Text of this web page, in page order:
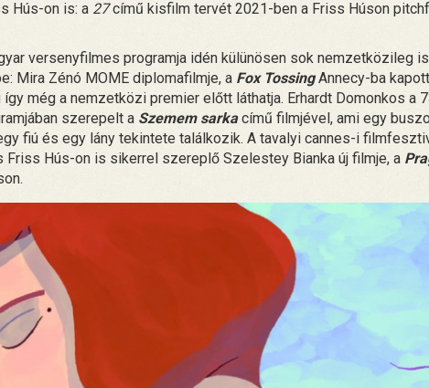
Hús-on is: a 27című kisfilm tervét 2021-ben a Friss Húson
versenyfilmes programja idén külünösen sok nemzetközileg
Mira Zénó MOME diplomafilmje, a Fox TossingAnnecy-ba
még a nemzetközi premier előtt láthatja. Erhardt Domonkos a
szerepelt a Szemem sarkacímű filmjével, ami egy
fiú és egy lány tekintete találkozik. A tavalyi cannes-i
Friss Hús-on is sikerrel szereplő Szelestey Bianka új filmje, a